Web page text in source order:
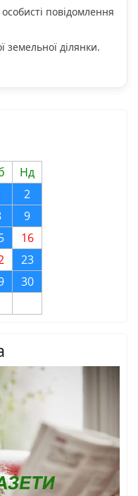
повідомлення
земельної ділянки.
Нд
2
9
16
23
30